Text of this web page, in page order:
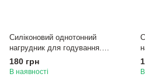
Силіконовий однотонний
нагрудник для годування.
Колекція «Перший прикорм»,
Румʼянець
180 грн
В наявності